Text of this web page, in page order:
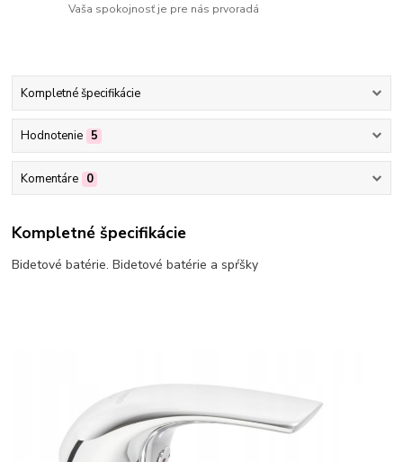
Vaša spokojnosť je pre nás prvoradá
Kompletné špecifikácie
Hodnotenie 5
Komentáre 0
Kompletné špecifikácie
Bidetové batérie. Bidetové batérie a spŕšky